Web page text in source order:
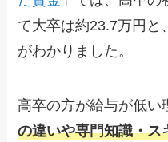
て大卒は約23.7万円と
がわかりました。
高卒の方が給与が低い
の違いや専門知識・ス